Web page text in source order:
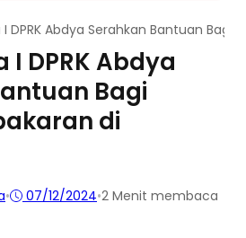
DPRK Abdya Serahkan Bantuan Bagi
DPRK Abdya
Bagi
di
• 07/12/2024•2 Menit membaca